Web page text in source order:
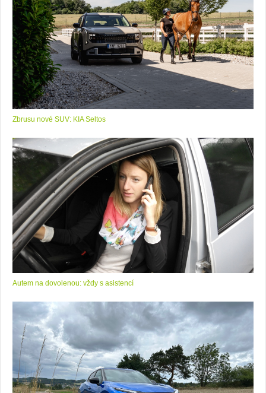
Zbrusu nové SUV: KIA Seltos
Autem na dovolenou: vždy s asistencí